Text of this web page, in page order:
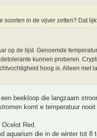
soorten in de vijver zetten? Dat
op de lijst. Genoemde
kunnen proberen.
hoog is. Alleen met
beekloop die langzaam
komt e temperatuur nooit
Red.
aquarium die in de winter tot 8